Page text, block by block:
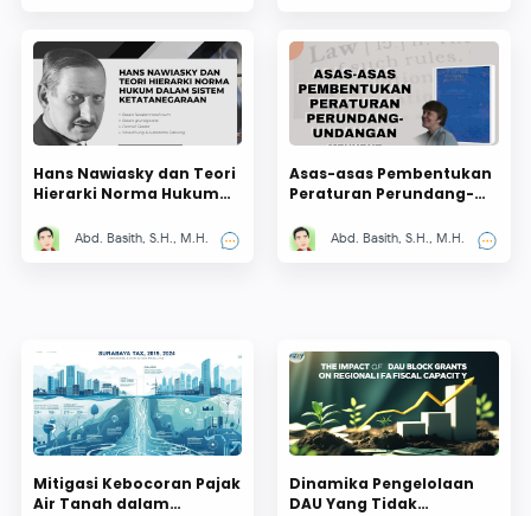
Hans Nawiasky dan Teori
Hierarki Norma Hukum
Ketatanegaraan
Abd. Basith, S.H., M.H.
Asas-asas Pembentukan
Peraturan Perundang-
van der Vlies
Abd. Basith, S.H., M.H.
Mitigasi Kebocoran Pajak
Air Tanah dalam
Dinamika Pengelolaan
DAU Yang Tidak